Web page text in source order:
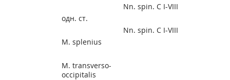
одн. ст.
M. splenius
M. transverso-
occipitalis
Nn. spin. C I-VIII
Nn. spin. C I-VIII